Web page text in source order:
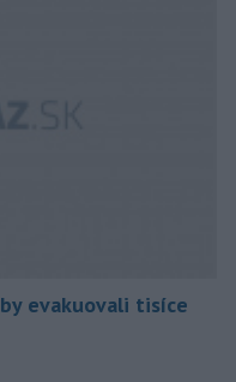
evakuovali tisíce